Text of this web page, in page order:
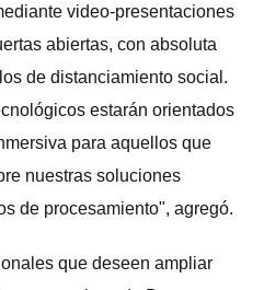
video-presentaciones
abiertas, con absoluta
de distanciamiento social.
estarán orientados
para aquellos que
nuestras soluciones
de procesamiento", agregó.
que deseen ampliar